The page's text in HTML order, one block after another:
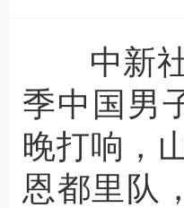
中新社
季中国男
晚打响，
恩都里队